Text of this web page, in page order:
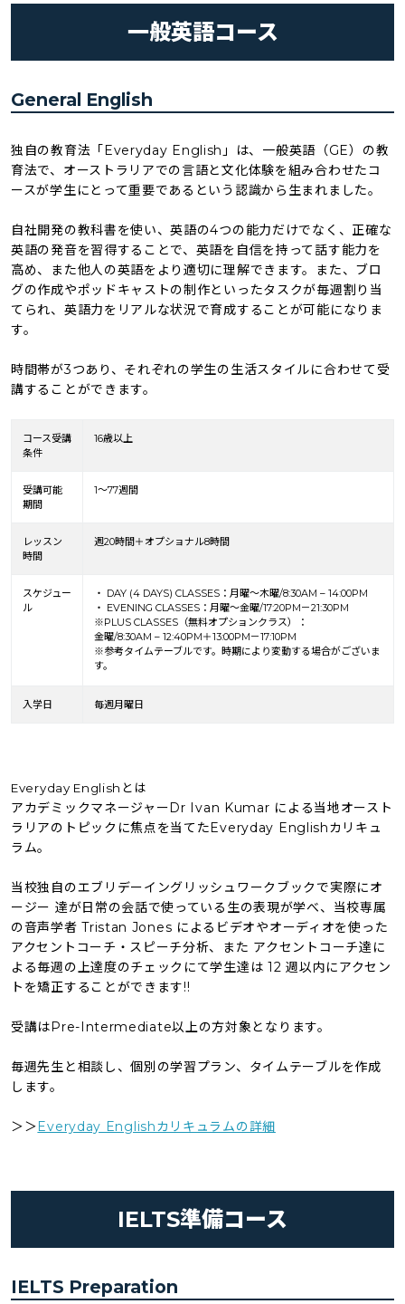
一般英語コース
General English
独自の教育法「Everyday English」は、一般英語（GE）の教
育法で、オーストラリアでの言語と文化体験を組み合わせたコ
ースが学生にとって重要であるという認識から生まれました。
自社開発の教科書を使い、英語の4つの能力だけでなく、正確な
英語の発音を習得することで、英語を自信を持って話す能力を
高め、また他人の英語をより適切に理解できます。また、ブロ
グの作成やポッドキャストの制作といったタスクが毎週割り当
てられ、英語力をリアルな状況で育成することが可能になりま
す。
時間帯が3つあり、それぞれの学生の生活スタイルに合わせて受
講することができます。
コース受講
条件
16歳以上
受講可能
期間
1～77週間
レッスン
時間
週20時間＋オプショナル8時間
スケジュー
ル
・ DAY (4 DAYS) CLASSES：月曜〜木曜/8:30AM – 14:00PM
・ EVENING CLASSES：月曜～金曜/17:20PM－21:30PM
※PLUS CLASSES（無料オプションクラス）：
金曜/8:30AM – 12:40PM＋13:00PM－17:10PM
※参考タイムテーブルです。時期により変動する場合がございま
す。
入学日 毎週月曜日
Everyday Englishとは
アカデミックマネージャーDr Ivan Kumar による当地オースト
ラリアのトピックに焦点を当てたEveryday Englishカリキュ
ラム。
当校独自のエブリデーイングリッシュワークブックで実際にオ
ージー 達が日常の会話で使っている生の表現が学べ、当校専属
の音声学者 Tristan Jones によるビデオやオーディオを使った
アクセントコーチ・スピーチ分析、また アクセントコーチ達に
よる毎週の上達度のチェックにて学生達は 12 週以内にアクセン
トを矯正することができます!!
受講はPre-Intermediate以上の方対象となります。
毎週先生と相談し、個別の学習プラン、タイムテーブルを作成
します。
＞＞Everyday Englishカリキュラムの詳細
IELTS準備コース
IELTS Preparation